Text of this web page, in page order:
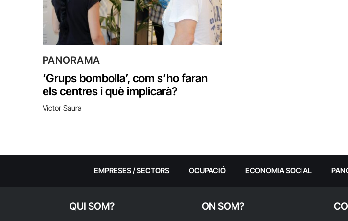
PANORAMA
‘Grups bombolla’, com s’ho faran
els centres i què implicarà?
Víctor Saura
EMPRESES / SECTORS OCUPACIÓ ECONOMIA SOCIAL
QUI SOM? ON SOM?